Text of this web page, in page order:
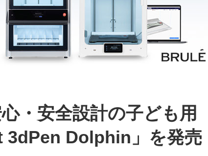
・安全設計の子ども用
3dPen Dolphin」を発売